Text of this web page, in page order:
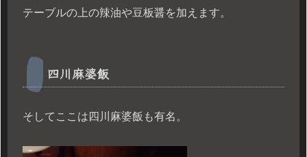
テーブルの上の辣油や豆板醤を加えます。
四川麻婆飯
そしてここは四川麻婆飯も有名。